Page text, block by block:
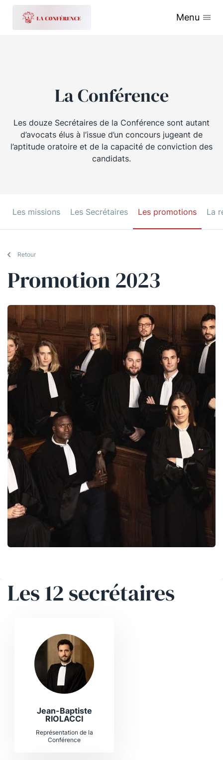
Menu
La Conférence
Les douze Secrétaires de la Conférence sont autant
d’avocats élus à l’issue d’un concours jugeant de
l’aptitude oratoire et de la capacité de conviction des
candidats.
Les missions Les Secrétaires Les promotions La
Retour
Promotion 2023
Les 12 secrétaires
Jean-Baptiste
RIOLACCI
Représentation de la
Conférence